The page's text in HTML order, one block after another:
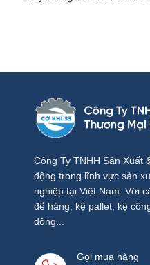
Công Ty TNHH Sản Xuất
động trong lĩnh vực sản
nghiệp tại Việt Nam. Với
để hàng, kệ pallet, kệ
động...
Gọi mua hàng